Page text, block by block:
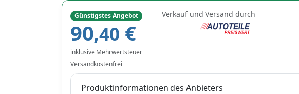
Günstigstes Angebot
90,40 €
inklusive Mehrwertsteuer
Versandkostenfrei
Verkauf und Versand durch
Produktinformationen des Anbieters